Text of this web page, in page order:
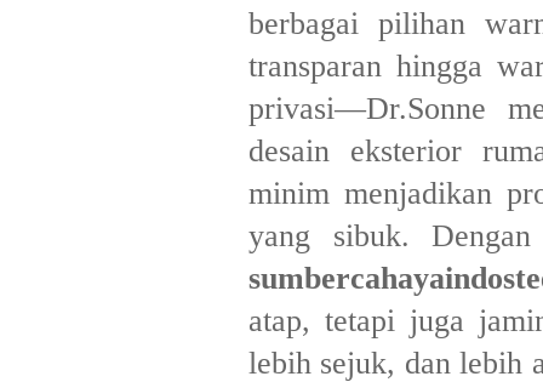
berbagai pilihan
transparan hingga
privasi—Dr.Sonne
desain eksterior
minim menjadikan
yang sibuk.
atap, tetapi juga
lebih sejuk, dan lebih